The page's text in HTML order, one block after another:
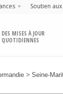
Soutien
DES MISES À JOUR
QUOTIDIENNES
> Seine-